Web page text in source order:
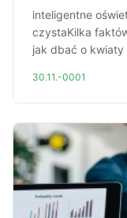
inteligentne
czystaKilka
jak dbać o kwiaty
30.11.-0001